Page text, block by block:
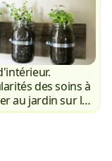
des soins à
au jardin sur le
fenêtre.